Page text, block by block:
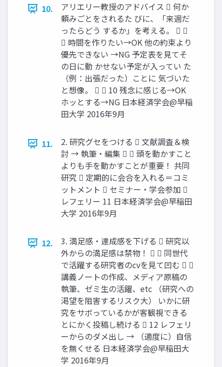
10.
アリエリー教授のアドバイス  何か
頼みごとをされるた びに、「来週だ
ったらどう するか」を考える。  
 時間を作りたい→OK 他の約束より
優先できない →NG 予定表を見てそ
の日に動 かせない予定が入ってい た
（例：出張だった）ことに 気づいた
と想像。   10 残念に感じる→OK
ホッとする→NG 日本経済学会@早稲
田大学 2016年9月
11.
2. 研究グセをつける  文献調査＆検
討 → 執筆・編集   頭を動かすこと
よりも手を動かすことが重要！ 共同
研究  定期的に会合を入れる＝コミ
ットメント  セミナー・学会参加 
レフェリー 11 日本経済学会@早稲田
大学 2016年9月
12.
3. 満足感・達成感を下げる  研究以
外からの満足感は禁物！   同世代
で活躍する研究者のcvを見て凹む  
講義ノートの作成、メディア原稿の
執筆、ゼミ生の活躍、etc （研究への
渇望を阻害するリスク大） いかに研
究をサボっているかが客観視できる
とにかく投稿し続ける  12 レフェリ
ーからのダメ出し → （適度に）自信
を無くせる 日本経済学会@早稲田大
学 2016年9月